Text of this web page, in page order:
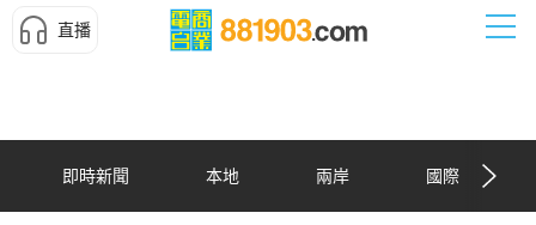
直播
即時新聞 本地 兩岸 國際